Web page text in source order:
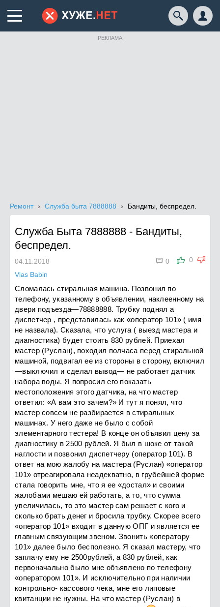
РЕКЛАМА
Ремонт Служба быта 7888888 Бандиты, беспредел.
Служба Быта 7888888 - Бандиты,
беспредел.
0
 0
04.11.2018
Vlas Babin
Сломалась стиральная машина. Позвонил по
телефону, указанному в объявлении, наклеенному на
двери подъезда—78888888. Трубку поднял а
диспетчер , представилась как «оператор 101» ( имя
не назвала). Сказала, что услуга ( выезд мастера и
диагностика) будет стоить 830 рублей. Приехал
мастер (Руслан), походил полчаса перед стиральной
машиной, подвигал ее из стороны в сторону, включил
—выключил и сделал вывод— не работает датчик
набора воды. Я попросил его показать
местоположения этого датчика, на что мастер
ответил: «А вам это зачем?» И тут я понял, что
мастер совсем не разбирается в стиральных
машинах. У него даже не было с собой
элементарного тестера! В конце он объявил цену за
диагностику в 2500 рублей. Я был в шоке от такой
наглости и позвонил диспетчеру (оператор 101). В
ответ на мою жалобу на мастера (Руслан) «оператор
101» отреагировала неадекватно, в грубейшей форме
стала говорить мне, что я ее «достал» и своими
жалобами мешаю ей работать, а то, что сумма
увеличилась, то это мастер сам решает с кого и
сколько брать денег и бросила трубку. Скорее всего
«оператор 101» входит в данную ОПГ и является ее
главным связующим звеном. Звонить «оператору
101» далее было бесполезно. Я сказал мастеру, что
заплачу ему не 2500рублей, а 830 рублей, как
первоначально было мне объявлено по телефону
«оператором 101». И исключительно при наличии
контрольно- кассового чека, мне его липовые
квитанции не нужны. На что мастер (Руслан) в